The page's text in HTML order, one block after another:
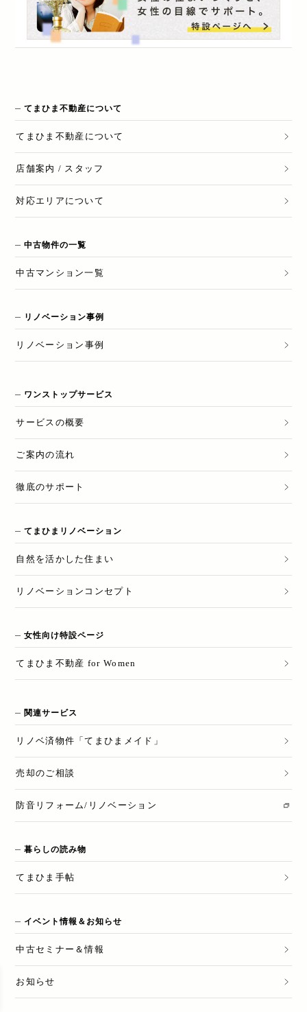
てまひま不動産について
てまひま不動産 について
店舗案内 / スタッフ
対応エリアについて
中古物件の一覧
中古マンション一覧
リノベーション事例
リノベーション 事例
ワンストップサービス
サービスの概要
ご案内の流れ
徹底のサポート
てまひまリノベーション
自然を活かした住まい
リノベーションコンセプト
女性向け特設ページ
てまひま不動産 for Women
関連サービス
リノベ済物件「てまひまメイド」
売却のご相談
防音リフォーム/リノベーション
暮らしの読み物
てまひま手帖
イベント情報＆お知らせ
中古セミナー＆情報
お知らせ